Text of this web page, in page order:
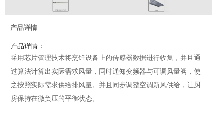
产品详情
产品详情：
采用芯片管理技术将烹饪设备上的传感器数据进行收集，并且通
过算法计算出实际需求风量，同时通知变频器与可调风量阀，使
之按照实际需求供给排风量。并且同步调整空调新风供给，让厨
房保持在微负压的平衡状态。